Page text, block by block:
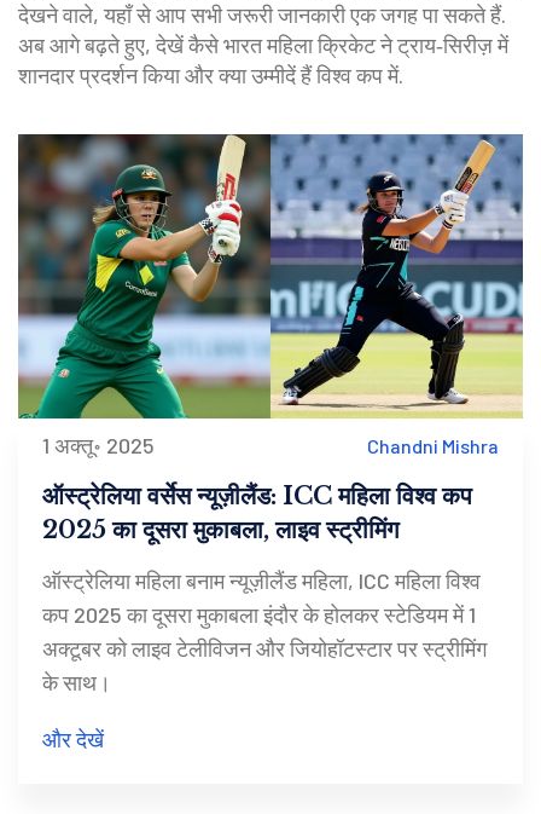
देखने वाले, यहाँ से आप सभी जरूरी जानकारी एक जगह पा सकते हैं.
अब आगे बढ़ते हुए, देखें कैसे भारत महिला क्रिकेट ने ट्राय‑सिरीज़ में
शानदार प्रदर्शन किया और क्या उम्मीदें हैं विश्व कप में.
1 अक्तू॰ 2025 Chandni Mishra
ऑस्ट्रेलिया वर्सेस न्यूज़ीलैंड: ICC महिला विश्व कप
2025 का दूसरा मुकाबला, लाइव स्ट्रीमिंग
ऑस्ट्रेलिया महिला बनाम न्यूज़ीलैंड महिला, ICC महिला विश्व
कप 2025 का दूसरा मुकाबला इंदौर के होलकर स्टेडियम में 1
अक्टूबर को लाइव टेलीविजन और जियोहॉटस्टार पर स्ट्रीमिंग
के साथ।
और देखें